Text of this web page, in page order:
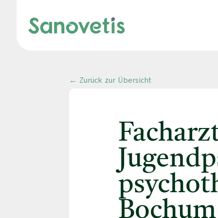
← Zurück zur Übersicht
Bochum